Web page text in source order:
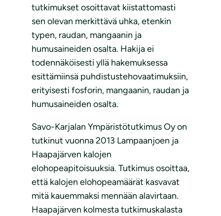
tutkimukset osoittavat kiistattomasti
sen olevan merkittävä uhka, etenkin
typen, raudan, mangaanin ja
humusaineiden osalta. Hakija ei
todennäköisesti yllä hakemuksessa
esittämiinsä puhdistustehovaatimuksiin,
erityisesti fosforin, mangaanin, raudan ja
humusaineiden osalta.
Savo-Karjalan Ympäristötutkimus Oy on
tutkinut vuonna 2013 Lampaanjoen ja
Haapajärven kalojen
elohopeapitoisuuksia. Tutkimus osoittaa,
että kalojen elohopeamäärät kasvavat
mitä kauemmaksi mennään alavirtaan.
Haapajärven kolmesta tutkimuskalasta